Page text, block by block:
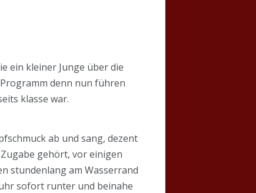
ein kleiner Junge über die
denn nun führen
klasse war.
ab und sang, dezent
gehört, vor einigen
stundenlang am Wasserrand
sofort runter und beinahe